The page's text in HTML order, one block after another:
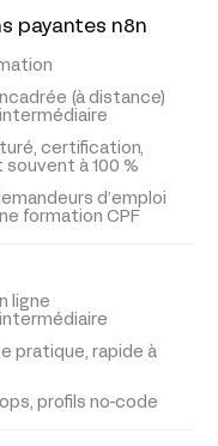
payantes n8n
(à distance)
certification,
à 100 %
d’emploi
formation CPF
ligne
pratique, rapide à
profils no-code